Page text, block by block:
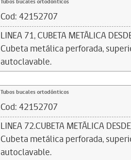
Tubos bucales ortodónticos
Cod: 42152707
LINEA 71, CUBETA METÁLICA
Cubeta metálica perforada,
autoclavable.
Tubos bucales ortodónticos
Cod: 42152707
LINEA 72.CUBETA METÁLICA
Cubeta metálica perforada,
autoclavable.